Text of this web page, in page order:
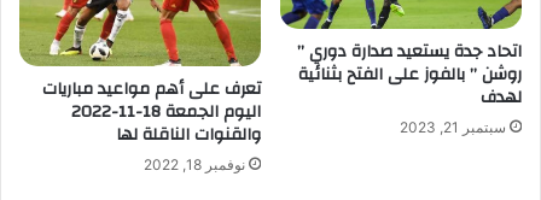
اتحاد جدة يستعيد صدارة دوري ”
روشن ” بالفوز على الفتح بثنائية
لهدف
سبتمبر 21, 2023
تعرف على أهم مواعيد مباريات
اليوم الجمعة 18-11-2022
والقنوات الناقلة لها
نوفمبر 18, 2022